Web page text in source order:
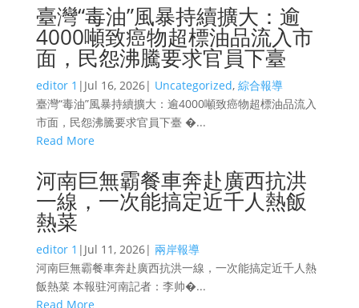
臺灣“毒油”風暴持續擴大：逾
4000噸致癌物超標油品流入市
面，民怨沸騰要求官員下臺
editor 1 | Jul 16, 2026| Uncategorized, 綜合報導
臺灣“毒油”風暴持續擴大：逾4000噸致癌物超標油品流入
市面，民怨沸騰要求官員下臺 �...
Read More
河南巨無霸餐車奔赴廣西抗洪
一線，一次能搞定近千人熱飯
熱菜
editor 1 | Jul 11, 2026| 兩岸報導
河南巨無霸餐車奔赴廣西抗洪一線，一次能搞定近千人熱
飯熱菜 本報驻河南記者：李帅�...
Read More